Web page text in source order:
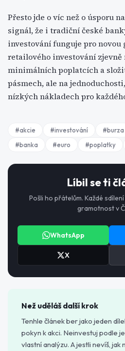
Přesto jde o víc než o úsporu
signál, že i tradiční české
investování funguje pro novou
retailového investování zjevně
minimálních poplatcích a
pásmech, ale na
nízkých nákladech pro
#akcie #investování #burza
#banka #euro #poplatky
Líbil se ti
Pošli ho přátelům. Každé
gramotnost v
WhatsApp
X
Než uděláš další krok
Tenhle článek ber jako jeden
pokyn k akci. Neinvestuj podle
vlastní analýzu. A jestli nevíš, jak